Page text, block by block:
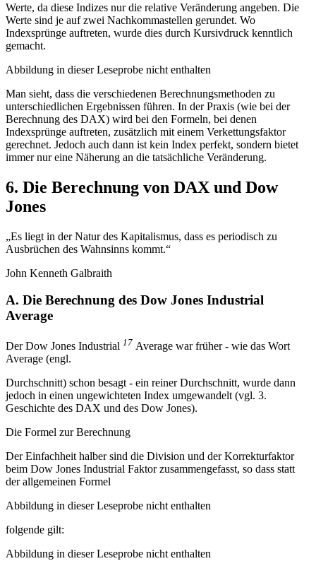
Werte, da diese Indizes nur die relative Veränderung angeben. Die
Werte sind je auf zwei Nachkommastellen gerundet. Wo
Indexsprünge auftreten, wurde dies durch Kursivdruck kenntlich
gemacht.
Abbildung in dieser Leseprobe nicht enthalten
Man sieht, dass die verschiedenen Berechnungsmethoden zu
unterschiedlichen Ergebnissen führen. In der Praxis (wie bei der
Berechnung des DAX) wird bei den Formeln, bei denen
Indexsprünge auftreten, zusätzlich mit einem Verkettungsfaktor
gerechnet. Jedoch auch dann ist kein Index perfekt, sondern bietet
immer nur eine Näherung an die tatsächliche Veränderung.
6. Die Berechnung von DAX und Dow
Jones
„Es liegt in der Natur des Kapitalismus, dass es periodisch zu
Ausbrüchen des Wahnsinns kommt.“
John Kenneth Galbraith
A. Die Berechnung des Dow Jones Industrial
Average
Der Dow Jones Industrial 17 Average war früher - wie das Wort
Average (engl.
Durchschnitt) schon besagt - ein reiner Durchschnitt, wurde dann
jedoch in einen ungewichteten Index umgewandelt (vgl. 3.
Geschichte des DAX und des Dow Jones).
Die Formel zur Berechnung
Der Einfachheit halber sind die Division und der Korrekturfaktor
beim Dow Jones Industrial Faktor zusammengefasst, so dass statt
der allgemeinen Formel
Abbildung in dieser Leseprobe nicht enthalten
folgende gilt:
Abbildung in dieser Leseprobe nicht enthalten